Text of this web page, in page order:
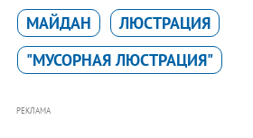
МАЙДАН
ЛЮСТРАЦИЯ
"МУСОРНАЯ ЛЮСТРАЦИЯ"
РЕКЛАМА